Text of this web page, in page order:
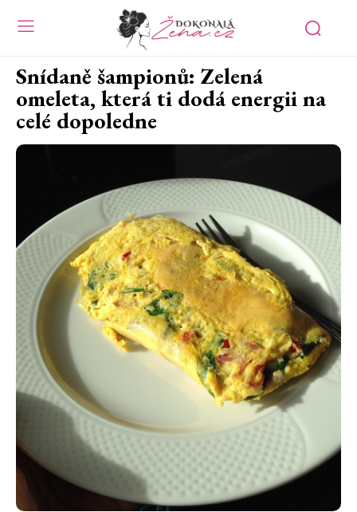
Snídaně šampionů: Zelená
omeleta, která ti dodá energii na
celé dopoledne